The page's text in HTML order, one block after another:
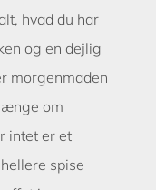
hvad du har
og en dejlig
morgenmaden
om
intet er et
spise